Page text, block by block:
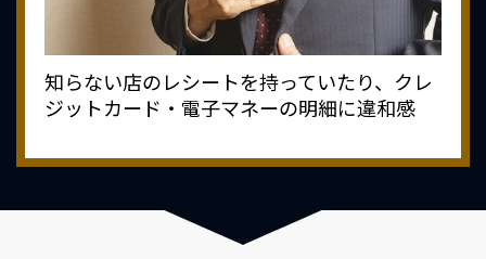
知らない店のレシートを持っていたり、クレ
ジットカード・電子マネーの明細に違和感